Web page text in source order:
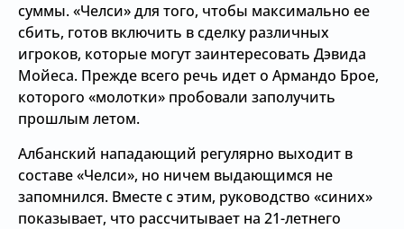
суммы. «Челси» для того, чтобы максимально ее
сбить, готов включить в сделку различных
игроков, которые могут заинтересовать Дэвида
Мойеса. Прежде всего речь идет о Армандо Брое,
которого «молотки» пробовали заполучить
прошлым летом.
Албанский нападающий регулярно выходит в
составе «Челси», но ничем выдающимся не
запомнился. Вместе с этим, руководство «синих»
показывает, что рассчитывает на 21-летнего